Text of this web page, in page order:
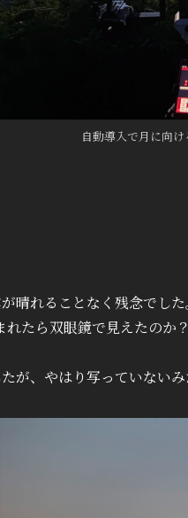
自動導入で月に向
晴れることなく残念でし
たら双眼鏡で見えたのか
、やはり写っていないみ